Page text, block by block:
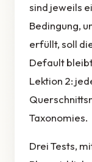
sind jeweils
Bedingung,
erfüllt, soll
Default
Lektion 2:
Taxonomies.
Drei Tests,